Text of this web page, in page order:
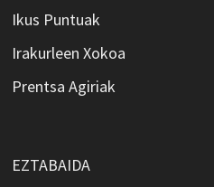
Ikus Puntuak
Irakurleen Xokoa
Prentsa Agiriak
EZTABAIDA